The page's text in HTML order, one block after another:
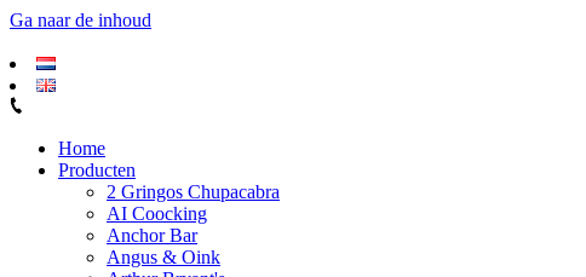
Ga naar de inhoud
Home
Producten
2 Gringos Chupacabra
AI Coocking
Anchor Bar
Angus & Oink